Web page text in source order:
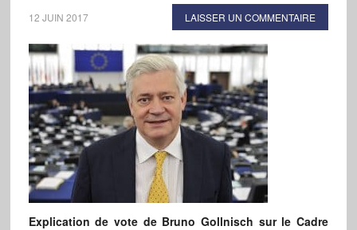
12 JUIN 2017 LAISSER UN COMMENTAIRE
Explication de vote de Bruno Gollnisch sur le Cadre